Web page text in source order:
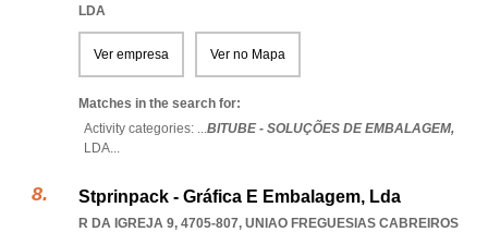
LDA
Ver empresa Ver no Mapa
Matches in the search for:
Activity categories: ...BITUBE - SOLUÇÕES DE EMBALAGEM,
LDA...
Stprinpack - Gráfica E Embalagem, Lda
R DA IGREJA 9, 4705-807, UNIAO FREGUESIAS CABREIROS